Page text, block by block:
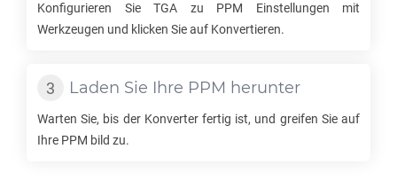
Konfigurieren Sie TGA zu PPM Einstellungen mit
Werkzeugen und klicken Sie auf Konvertieren.
Laden Sie Ihre PPM herunter
Warten Sie, bis der Konverter fertig ist, und greifen Sie auf
Ihre PPM bild zu.